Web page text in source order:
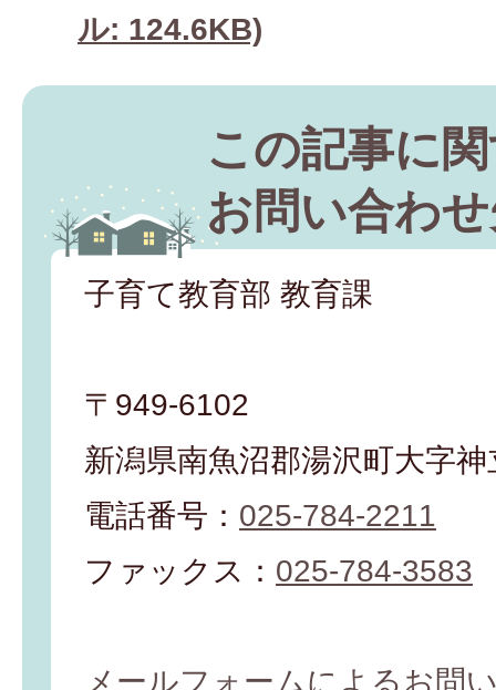
ル: 124.6KB)
この記事に
お問い合わ
子育て教育部 教育課
〒949-6102
新潟県南魚沼郡湯沢町大字
電話番号： 025-784-2211
ファックス： 025-784-3583
メールフォームによるお問